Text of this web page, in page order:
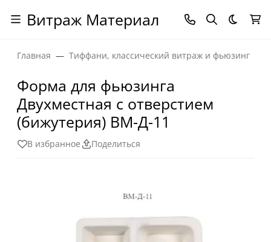
Витраж Материал Темная
Главная Тиффани, классический витраж и фьюзинг
Форма для фьюзинга
Двухместная с отверстием
(бижутерия) ВМ-Д-11
В избранное Поделиться